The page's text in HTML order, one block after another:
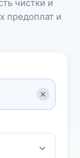
чистки и
предоплат и